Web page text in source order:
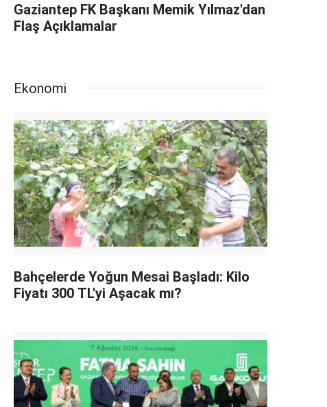
Gaziantep FK Başkanı Memik Yılmaz'dan
Flaş Açıklamalar
Ekonomi
Bahçelerde Yoğun Mesai Başladı: Kilo
Fiyatı 300 TL'yi Aşacak mı?